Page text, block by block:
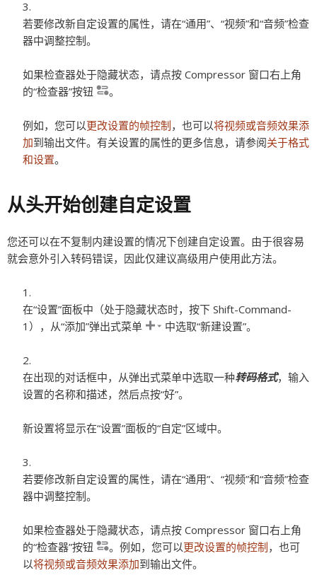
若要修改新自定设置的属性，请在“通用”、“视频”和“音频”检查
器中调整控制。
如果检查器处于隐藏状态，请点按 Compressor 窗口右上角
的“检查器”按钮
。
例如，您可以更改设置的帧控制，也可以将视频或音频效果添
加到输出文件。有关设置的属性的更多信息，请参阅关于格式
和设置。
从头开始创建自定设置
您还可以在不复制内建设置的情况下创建自定设置。由于很容易
就会意外引入转码错误，因此仅建议高级用户使用此方法。
在“设置”面板中（处于隐藏状态时，按下 Shift-Command-
1），从“添加”弹出式菜单
中选取“新建设置”。
在出现的对话框中，从弹出式菜单中选取一种转码格式，输入
设置的名称和描述，然后点按“好”。
新设置将显示在“设置”面板的“自定”区域中。
若要修改新自定设置的属性，请在“通用”、“视频”和“音频”检查
器中调整控制。
如果检查器处于隐藏状态，请点按 Compressor 窗口右上角
的“检查器”按钮
。例如，您可以更改设置的帧控制，也可
以将视频或音频效果添加到输出文件。